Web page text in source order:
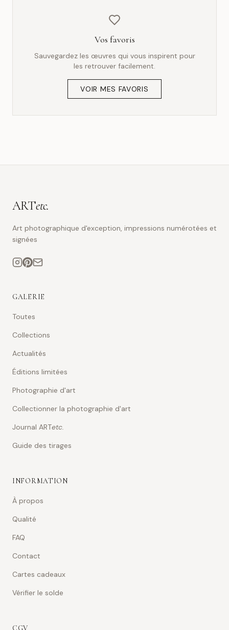
Vos favoris
Sauvegardez les œuvres qui vous inspirent pour
les retrouver facilement.
VOIR MES FAVORIS
ARTetc.
Art photographique d'exception, impressions numérotées et
signées
GALERIE
Toutes
Collections
Actualités
Éditions limitées
Photographie d'art
Collectionner la photographie d'art
Journal ARTetc.
Guide des tirages
INFORMATION
À propos
Qualité
FAQ
Contact
Cartes cadeaux
Vérifier le solde
CGV